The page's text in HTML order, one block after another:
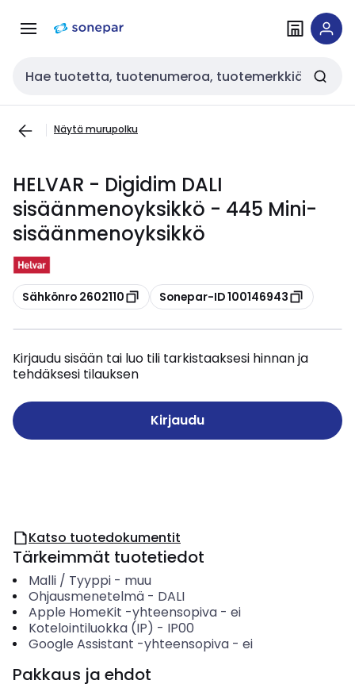
navigointiinsisältöön
Haku
Näytä murupolku
HELVAR - Digidim DALI
sisäänmenoyksikkö - 445 Mini-
sisäänmenoyksikkö
Kopioi
Sähkönro 2602110 Kopioi
Sonepar-ID 100146943
Kirjaudu sisään tai luo tili tarkistaaksesi hinnan ja
tehdäksesi tilauksen
Kirjaudu
Katso tuotedokumentit
Tärkeimmät tuotetiedot
Malli / Tyyppi- muu
Ohjausmenetelmä- DALI
Apple HomeKit -yhteensopiva- ei
Kotelointiluokka (IP) - IP00
Google Assistant -yhteensopiva- ei
Pakkaus ja ehdot